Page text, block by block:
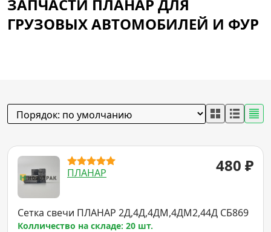
ЗАПЧАСТИ ПЛАНАР ДЛЯ
ГРУЗОВЫХ АВТОМОБИЛЕЙ И ФУР
ПЛАНАР 480 ₽
Сетка свечи ПЛАНАР 2Д,4Д,4ДМ,4ДМ2,44Д СБ869
Колличество на складе: 20 шт.